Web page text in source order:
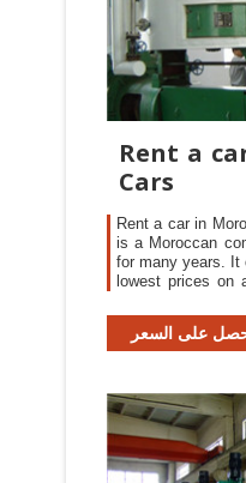
Rent a
Cars
Rent a car in
is a Moroccan
for many years. It
lowest prices on
benefits and free
على السعر